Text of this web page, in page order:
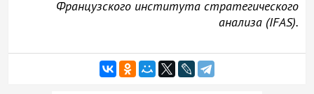
Французского института стратегического
анализа (IFAS).